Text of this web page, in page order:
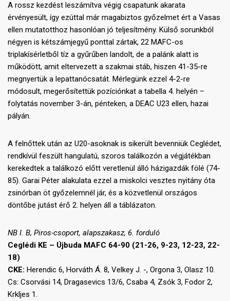
A rossz kezdést leszámítva végig csapatunk akarata
érvényesült, így ezúttal már magabiztos győzelmet ért a Vasas
ellen mutatotthoz hasonlóan jó teljesítmény. Külső sorunkból
négyen is kétszámjegyű ponttal zártak, 22 MAFC-os
triplakísérletből tíz a gyűrűben landolt, de a palánk alatt is
működött, amit eltervezett a szakmai stáb, hiszen 41-35-re
megnyertük a lepattanócsatát. Mérlegünk ezzel 4-2-re
módosult, megerősítettük pozíciónkat a tabella 4. helyén –
folytatás november 3-án, pénteken, a DEAC U23 ellen, hazai
pályán.
A felnőttek után az U20-asoknak is sikerült bevenniük Ceglédet,
rendkívül feszült hangulatú, szoros találkozón a végjátékban
kerekedtek a találkozó előtt veretlenül álló házigazdák fölé (74-
85). Garai Péter alakulata ezzel a miskolci vesztes nyitány óta
zsinórban öt győzelemnél jár, és a közvetlenül országos
döntőbe jutást érő 2. helyen áll a táblázaton.
NB I. B, Piros-csoport, alapszakasz, 6. forduló
Ceglédi KE – Újbuda MAFC 64-90 (21-26, 9-23, 12-23, 22-
18)
CKE: Herendic 6, Horváth Á. 8, Velkey J. -, Orgona 3, Olasz 10.
Cs: Csorvási 14, Dragasevics 13/6, Csaba 4, Zsók 3, Fodor 2,
Krkljes 1.